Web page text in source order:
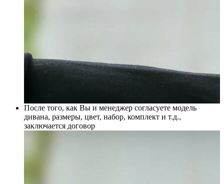
После того, как Вы и менеджер согласуете модель
дивана, размеры, цвет, набор, комплект и т.д.,
заключается договор